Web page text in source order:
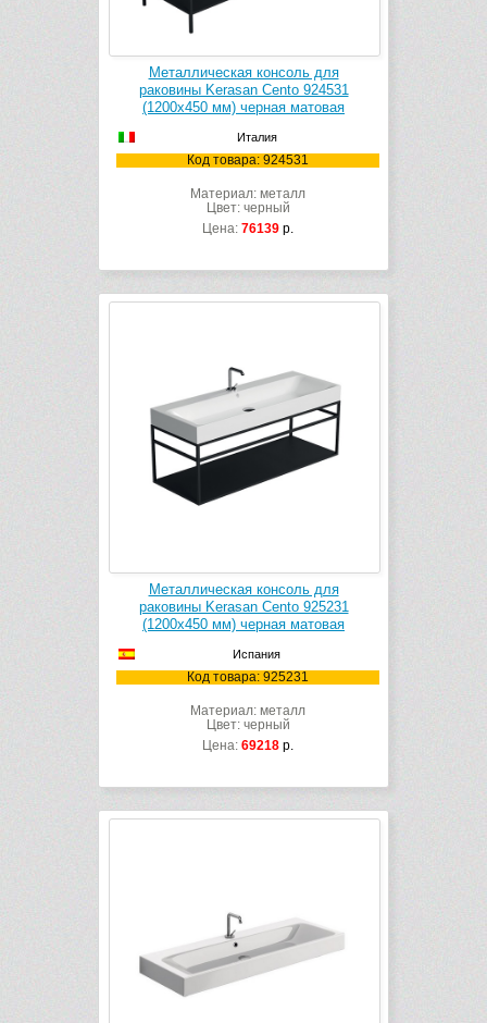
Металлическая консоль для
раковины Kerasan Cento 924531
(1200х450 мм) черная матовая
Италия
Код товара: 924531
Материал: металл
Цвет: черный
Цена: 76139 р.
Металлическая консоль для
раковины Kerasan Cento 925231
(1200х450 мм) черная матовая
Испания
Код товара: 925231
Материал: металл
Цвет: черный
Цена: 69218 р.